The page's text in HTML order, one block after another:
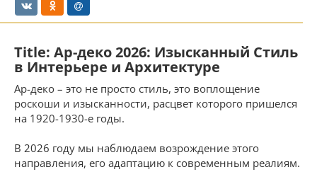
Title: Ар-деко 2026: Изысканный Стиль
в Интерьере и Архитектуре
Ар-деко – это не просто стиль, это воплощение
роскоши и изысканности, расцвет которого пришелся
на 1920-1930-е годы.
В 2026 году мы наблюдаем возрождение этого
направления, его адаптацию к современным реалиям.